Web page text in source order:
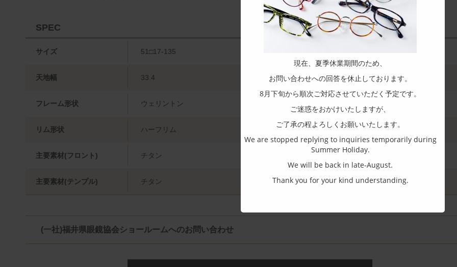
SPEC
サイズ 51□17-135
天地幅 33.4
フレーム形状 ウェリントン
リム形状 ハーフリム
主要素材(フロント) チタン
主要素材(テンプル) チタン
(一社)福井県眼鏡協会ショールームへのお問い合わせ
現在、夏季休業期間のため、
お問い合わせへの回答を休止しております。
8月下旬から順次ご対応させていただく予定です。
ご迷惑をおかけいたしますが、
ご了承の程よろしくお願いいたします。
We are stopped replying to inquiries temporarily during
Summer Holiday.
We will be back in late-August.
Thank you for your kind understanding.